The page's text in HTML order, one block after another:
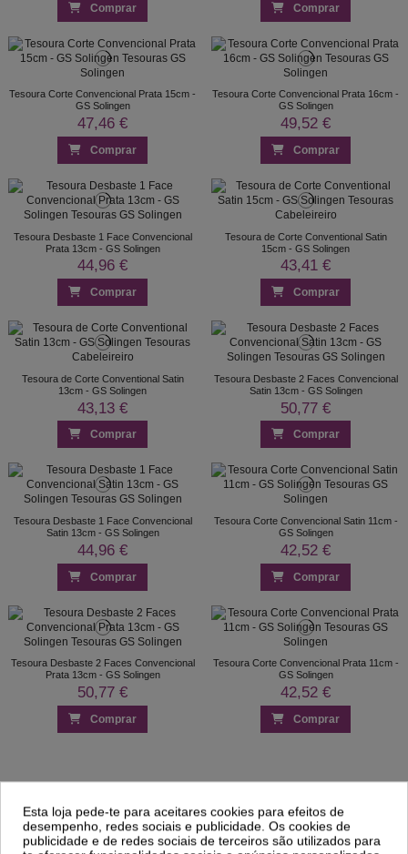
Comprar Comprar
Tesoura Corte Convencional Prata 15cm -
GS Solingen
47,46 €
Comprar
Tesoura Corte Convencional Prata 16cm -
GS Solingen
49,52 €
Comprar
Tesoura Desbaste 1 Face Convencional
Prata 13cm - GS Solingen
44,96 €
Comprar
Tesoura de Corte Conventional Satin
15cm - GS Solingen
43,41 €
Comprar
Tesoura de Corte Conventional Satin
13cm - GS Solingen
43,13 €
Comprar
Tesoura Desbaste 2 Faces Convencional
Satin 13cm - GS Solingen
50,77 €
Comprar
Tesoura Desbaste 1 Face Convencional
Satin 13cm - GS Solingen
44,96 €
Comprar
Tesoura Corte Convencional Satin 11cm -
GS Solingen
42,52 €
Comprar
Tesoura Desbaste 2 Faces Convencional
Prata 13cm - GS Solingen
50,77 €
Comprar
Tesoura Corte Convencional Prata 11cm -
GS Solingen
42,52 €
Comprar
Tesouras De Cabeleireiro GS Solingen
Tesouras rectas são as tesouras de cabeleireiro mais usadas
Esta loja pede-te para aceitares cookies para efeitos de
desempenho, redes sociais e publicidade. Os cookies de
publicidade e de redes sociais de terceiros são utilizados para